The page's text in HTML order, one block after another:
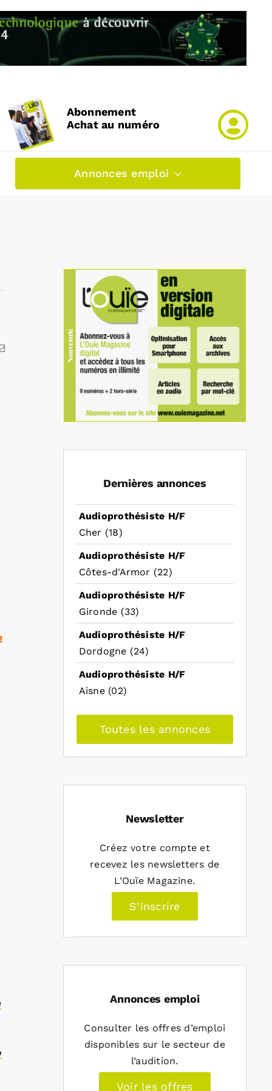
Abonnement
Achat au numéro
Annonces emploi
Email
Dernières annonces
Audioprothésiste H/F
Cher (18)
Audioprothésiste H/F
Côtes-d'Armor (22)
Audioprothésiste H/F
Gironde (33)
Audioprothésiste H/F
Dordogne (24)
Audioprothésiste H/F
Aisne (02)
Toutes les annonces
Newsletter
Créez votre compte et
recevez les newsletters de
L’Ouïe Magazine.
S’inscrire
Annonces emploi
Consulter les offres d’emploi
disponibles sur le secteur de
l’audition.
Voir les offres